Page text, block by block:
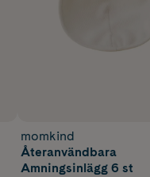
momkind
Återanvändbara
Amningsinlägg 6 st